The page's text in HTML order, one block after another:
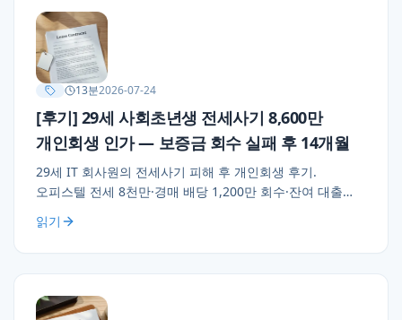
13분2026-07-24
[후기] 29세 사회초년생 전세사기 8,600만
개인회생 인가 — 보증금 회수 실패 후 14개월
29세 IT 회사원의 전세사기 피해 후 개인회생 후기.
오피스텔 전세 8천만·경매 배당 1,200만 회수·잔여 대출
경매 배당·경찰 조사) 5종, 월 52만×36개월 22% 변제 인가.
읽기